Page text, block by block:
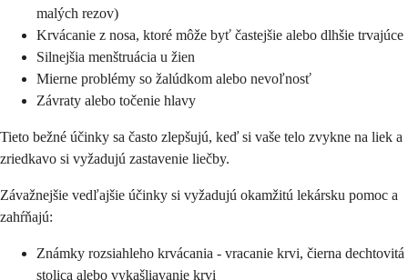
malých rezov)
Krvácanie z nosa, ktoré môže byť častejšie alebo dlhšie trvajúce
Silnejšia menštruácia u žien
Mierne problémy so žalúdkom alebo nevoľnosť
Závraty alebo točenie hlavy
Tieto bežné účinky sa často zlepšujú, keď si vaše telo zvykne na liek a
zriedkavo si vyžadujú zastavenie liečby.
Závažnejšie vedľajšie účinky si vyžadujú okamžitú lekársku pomoc a
zahŕňajú:
Známky rozsiahleho krvácania - vracanie krvi, čierna dechtovitá
stolica alebo vykašliavanie krvi